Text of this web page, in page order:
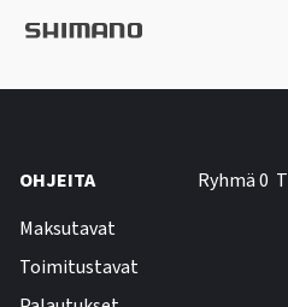
OHJEITA
Maksutavat
Toimitustavat
Ryhmä 0